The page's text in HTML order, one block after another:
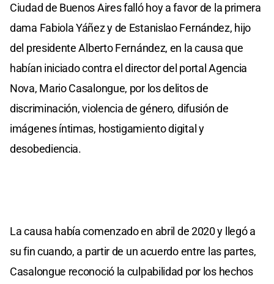
Ciudad de Buenos Aires falló hoy a favor de la primera
dama Fabiola Yáñez y de Estanislao Fernández, hijo
del presidente Alberto Fernández, en la causa que
habían iniciado contra el director del portal Agencia
Nova, Mario Casalongue, por los delitos de
discriminación, violencia de género, difusión de
imágenes íntimas, hostigamiento digital y
desobediencia.
La causa había comenzado en abril de 2020 y llegó a
su fin cuando, a partir de un acuerdo entre las partes,
Casalongue reconoció la culpabilidad por los hechos